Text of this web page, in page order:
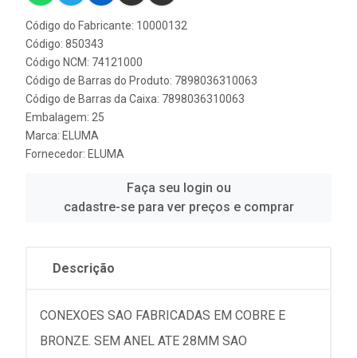
Código do Fabricante: 10000132
Código: 850343
Código NCM: 74121000
Código de Barras do Produto: 7898036310063
Código de Barras da Caixa: 7898036310063
Embalagem: 25
Marca: ELUMA
Fornecedor: ELUMA
Faça seu login ou
cadastre-se para ver preços e comprar
Descrição
CONEXOES SAO FABRICADAS EM COBRE E
BRONZE. SEM ANEL ATE 28MM SAO